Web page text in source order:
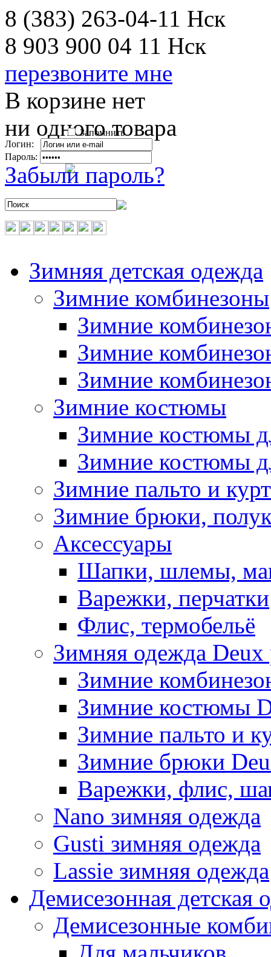
8 (383) 263-04-11 Нск
8 903 900 04 11 Нск
перезвоните мне
В корзине нет
ни одного товара
Запомнить
Логин:
Пароль:
Забыли пароль?
Зимняя детская одежда
Зимние комбинезоны
Зимние
Зимние
Зимние
Зимние костюмы
Зимние костюмы
Зимние костюмы
Зимние пальто и
Зимние брюки,
Аксессуары
Шапки, шлемы,
Варежки, перчатки
Флис, термобельё
Зимняя одежда Deux
Зимние
Зимние костюмы
Зимние пальто и
Зимние брюки
Варежки, флис,
Nano зимняя одежда
Gusti зимняя одежда
Lassie зимняя одежда
Демисезонная детская
Демисезонные